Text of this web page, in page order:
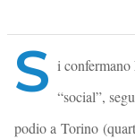
S i confermano
“social”,
podio a Torino